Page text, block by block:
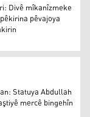
Divê mîkanîzmeke
pêvajoya
Statuya Abdullah
mercê bingehîn